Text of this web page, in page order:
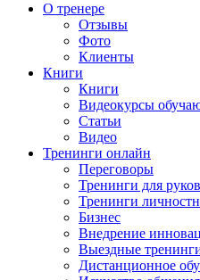
О тренере
Отзывы
Фото
Клиенты
Книги
Книги
Видеокурсы
Статьи
Видео
Тренинги онлайн
Переговоры
Тренинги для
Тренинги
Бизнес
Внедрение
Выездные
Дистанционное